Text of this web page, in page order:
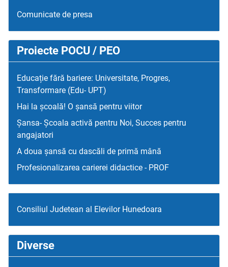
Comunicate de presa
Proiecte POCU / PEO
Educație fără bariere: Universitate, Progres,
Transformare (Edu- UPT)
Hai la școală! O șansă pentru viitor
Șansa- Școala activă pentru Noi, Succes pentru
angajatori
A doua șansă cu dascăli de primă mână
Profesionalizarea carierei didactice - PROF
Consiliul Judetean al Elevilor Hunedoara
Diverse